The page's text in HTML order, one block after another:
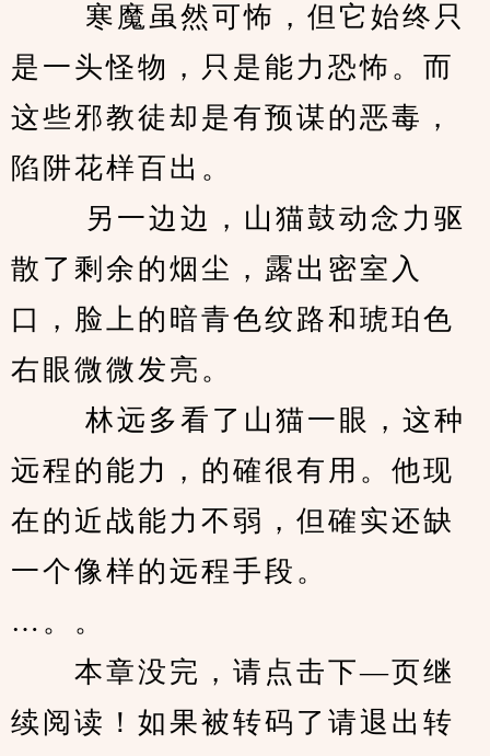
寒魔虽然可怖，但它始终只
是一头怪物，只是能力恐怖。而
这些邪教徒却是有预谋的恶毒，
陷阱花样百出。
另一边边，山猫鼓动念力驱
散了剩余的烟尘，露出密室入
口，脸上的暗青色纹路和琥珀色
右眼微微发亮。
林远多看了山猫一眼，这种
远程的能力，的確很有用。他现
在的近战能力不弱，但確实还缺
一个像样的远程手段。
…。。
本章没完，请点击下—页继
续阅读！如果被转码了请退出转